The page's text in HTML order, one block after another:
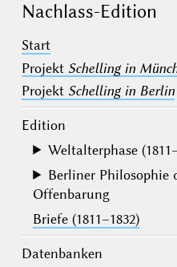
Nachlass-Edition
Start
Projekt Schelling in
Projekt Schelling in Berlin
Edition
Weltalterphase
Berliner Philosophie
Offenbarung
Briefe (1811–1832)
Datenbanken